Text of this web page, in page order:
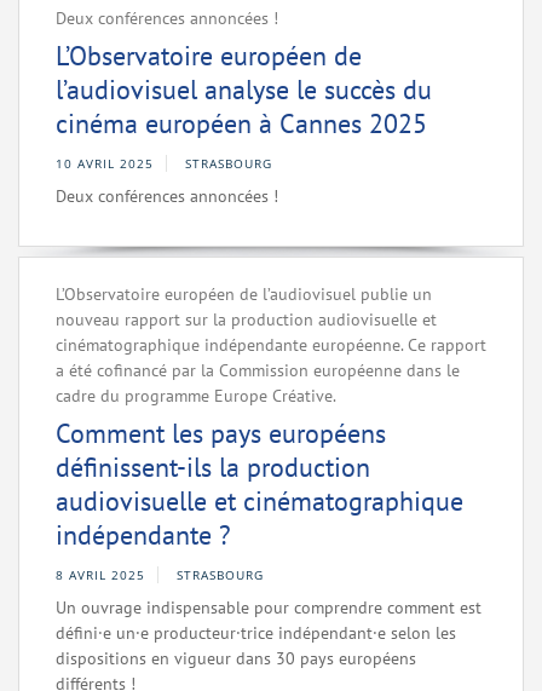
Deux conférences annoncées !
L’Observatoire européen de
l’audiovisuel analyse le succès du
cinéma européen à Cannes 2025
10 AVRIL 2025 STRASBOURG
Deux conférences annoncées !
L’Observatoire européen de l’audiovisuel publie un
nouveau rapport sur la production audiovisuelle et
cinématographique indépendante européenne. Ce rapport
a été cofinancé par la Commission européenne dans le
cadre du programme Europe Créative.
Comment les pays européens
définissent-ils la production
audiovisuelle et cinématographique
indépendante ?
8 AVRIL 2025 STRASBOURG
Un ouvrage indispensable pour comprendre comment est
défini·e un·e producteur·trice indépendant·e selon les
dispositions en vigueur dans 30 pays européens
différents !